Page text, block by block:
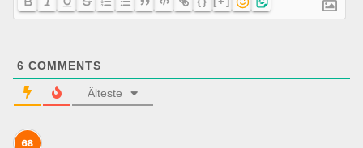
6 COMMENTS
Älteste